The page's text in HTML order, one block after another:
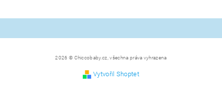
2026 © Chiccobaby.cz, všechna práva vyhrazena
Vytvořil Shoptet